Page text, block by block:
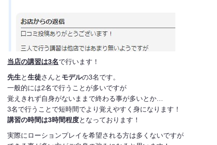
当店の講習は3名で行います！
先生と生徒さんと モデルの3名です。
一般的には2名で行うことが多いですが
覚えきれず自身がないままで終わる事が多いとか…
3名で行うことで短時間でより覚えやすく身になります！
講習の時間は3時間程度となっております！
実際にローションプレイを希望される方は多くないですが